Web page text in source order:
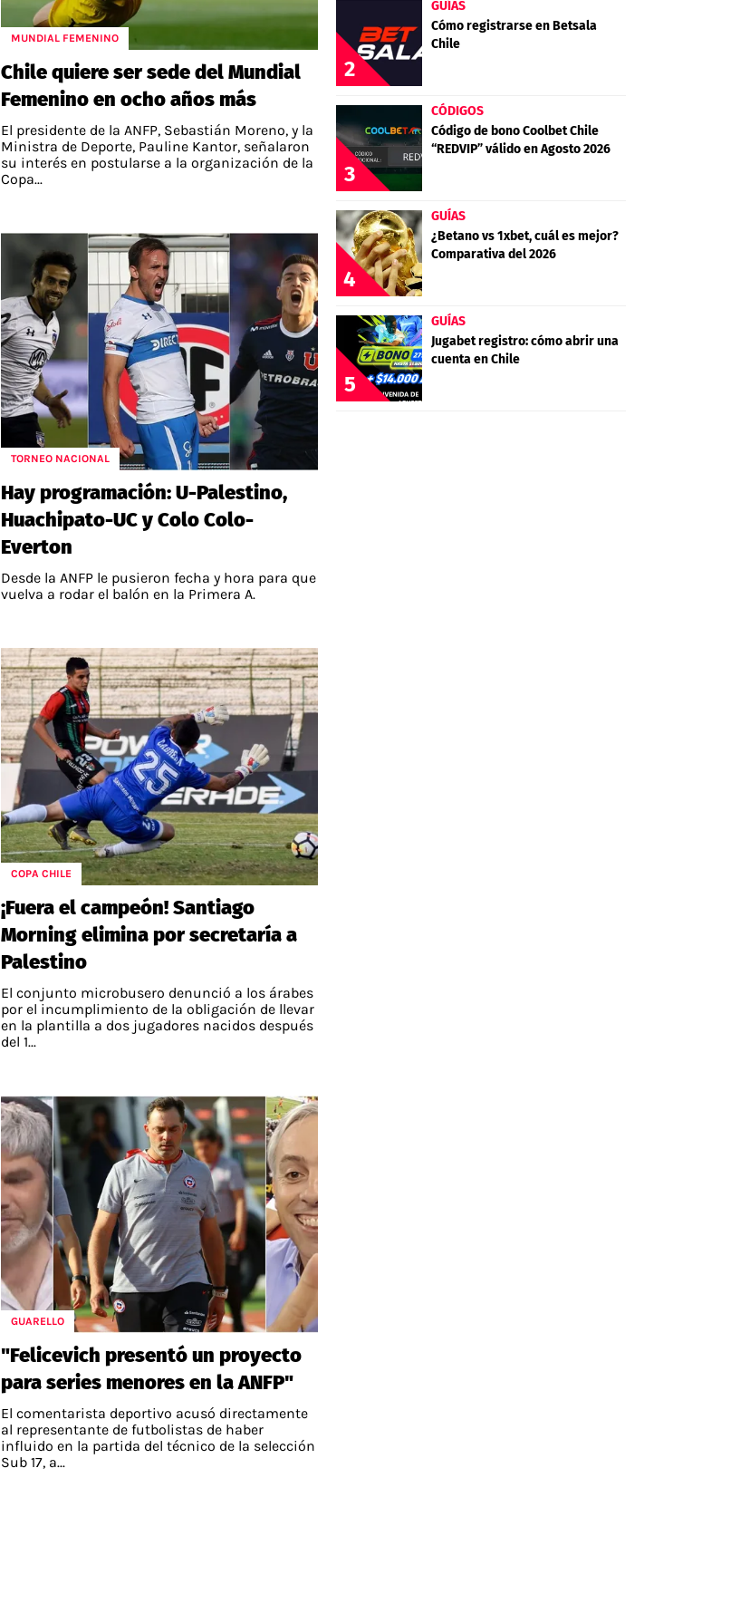
MUNDIAL FEMENINO
Chile quiere ser sede del Mundial
Femenino en ocho años más
El presidente de la ANFP, Sebastián Moreno, y la
Ministra de Deporte, Pauline Kantor, señalaron
su interés en postularse a la organización de la
Copa...
TORNEO NACIONAL
Hay programación: U-Palestino,
Huachipato-UC y Colo Colo-
Everton
Desde la ANFP le pusieron fecha y hora para que
vuelva a rodar el balón en la Primera A.
COPA CHILE
¡Fuera el campeón! Santiago
Morning elimina por secretaría a
Palestino
El conjunto microbusero denunció a los árabes
por el incumplimiento de la obligación de llevar
en la plantilla a dos jugadores nacidos después
del 1...
GUARELLO
"Felicevich presentó un proyecto
para series menores en la ANFP"
El comentarista deportivo acusó directamente
al representante de futbolistas de haber
influido en la partida del técnico de la selección
Sub 17, a...
2
GUÍAS
Cómo registrarse en Betsala
Chile
3
CÓDIGOS
Código de bono Coolbet Chile
“REDVIP” válido en Agosto 2026
4
GUÍAS
¿Betano vs 1xbet, cuál es mejor?
Comparativa del 2026
5
GUÍAS
Jugabet registro: cómo abrir una
cuenta en Chile